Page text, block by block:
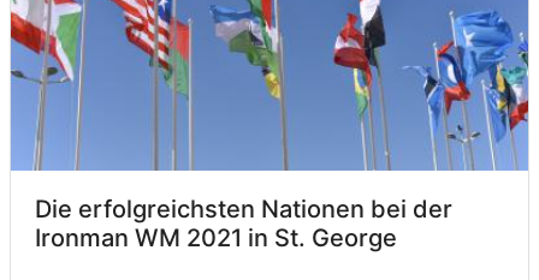
Die erfolgreichsten Nationen bei der
Ironman WM 2021 in St. George